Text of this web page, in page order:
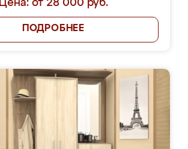
Цена: от 28 000 руб.
ПОДРОБНЕЕ